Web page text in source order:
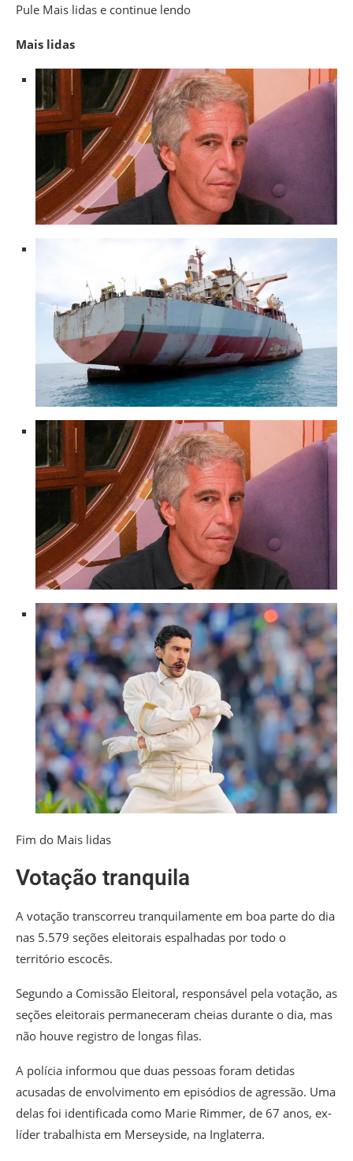
Pule Mais lidas e continue lendo
Mais lidas
Fim do Mais lidas
Votação tranquila
A votação transcorreu tranquilamente em boa parte do dia
nas 5.579 seções eleitorais espalhadas por todo o
território escocês.
Segundo a Comissão Eleitoral, responsável pela votação, as
seções eleitorais permaneceram cheias durante o dia, mas
não houve registro de longas filas.
A polícia informou que duas pessoas foram detidas
acusadas de envolvimento em episódios de agressão. Uma
delas foi identificada como Marie Rimmer, de 67 anos, ex-
líder trabalhista em Merseyside, na Inglaterra.